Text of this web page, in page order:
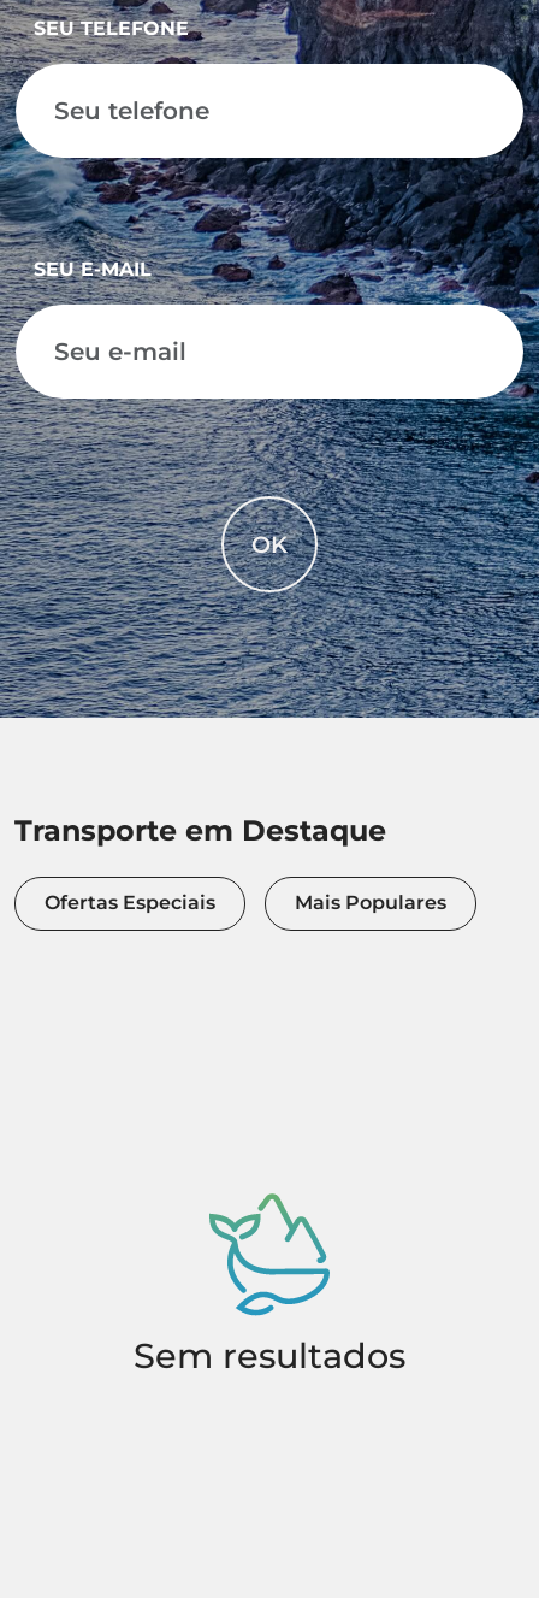
SEU TELEFONE
SEU E-MAIL
OK
Transporte em Destaque
Ofertas Especiais Mais Populares
Sem resultados